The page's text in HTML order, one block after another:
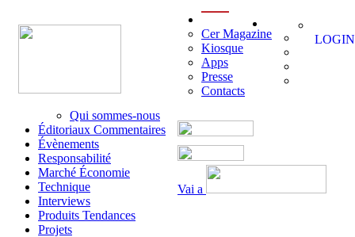
Vai a
Cer Magazine
Kiosque
Apps
Presse
Contacts
Qui sommes-nous
Éditoriaux Commentaires
Évènements
Responsabilité
Marché Économie
Technique
Interviews
Produits Tendances
Projets
LOGIN